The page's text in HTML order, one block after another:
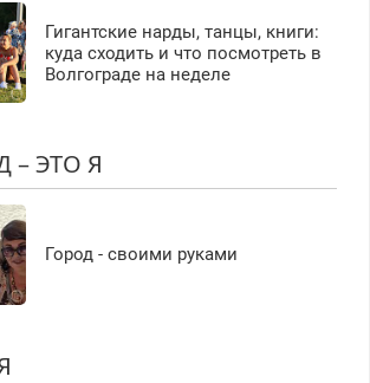
Гигантские нарды, танцы, книги:
куда сходить и что посмотреть в
Волгограде на неделе
– ЭТО Я
Город - своими руками